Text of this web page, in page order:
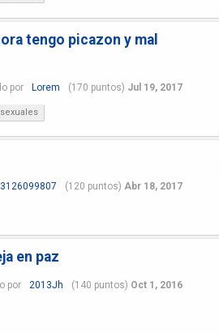
tengo picazon y mal
por Lorem (170 puntos) Jul 19, 2017
3126099807 (120 puntos) Abr 18, 2017
en paz
por 2013Jh (140 puntos) Oct 1, 2016